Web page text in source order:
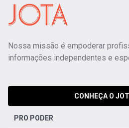
Nossa missão é empoderar
informações independentes e
CONHEÇA O
PRO PODER